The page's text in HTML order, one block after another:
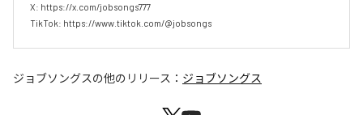
X: https://x.com/jobsongs777
TikTok: https://www.tiktok.com/@jobsongs
ジョブソングスの他のリリース： ジョブソングス